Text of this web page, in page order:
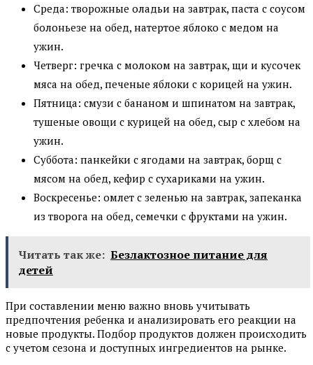
Среда: творожные оладьи на завтрак, паста с соусом
болоньезе на обед, натертое яблоко с медом на
ужин.
Четверг: гречка с молоком на завтрак, щи и кусочек
мяса на обед, печеные яблоки с корицей на ужин.
Пятница: смузи с бананом и шпинатом на завтрак,
тушеные овощи с курицей на обед, сыр с хлебом на
ужин.
Суббота: панкейки с ягодами на завтрак, борщ с
мясом на обед, кефир с сухариками на ужин.
Воскресенье: омлет с зеленью на завтрак, запеканка
из творога на обед, семечки с фруктами на ужин.
Читать так же: Безлактозное питание для
детей
При составлении меню важно вновь учитывать
предпочтения ребенка и анализировать его реакции на
новые продукты. Подбор продуктов должен происходить
с учетом сезона и доступных ингредиентов на рынке.